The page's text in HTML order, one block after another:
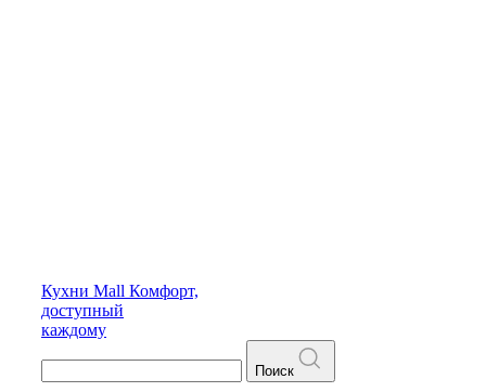
Кухни Mall Комфорт,
доступный
каждому
Поиск